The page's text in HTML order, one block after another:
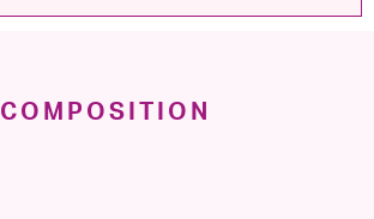
COMPOSITION